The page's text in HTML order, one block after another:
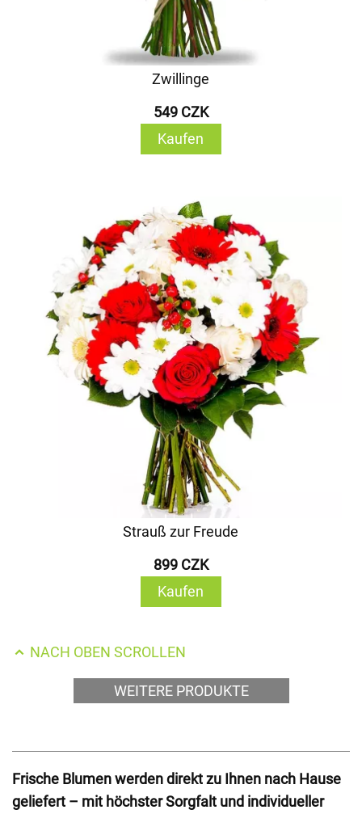
Zwillinge
549 CZK
Kaufen
Strauß zur Freude
899 CZK
Kaufen
NACH OBEN SCROLLEN
WEITERE PRODUKTE
Frische Blumen werden direkt zu Ihnen nach Hause
geliefert – mit höchster Sorgfalt und individueller